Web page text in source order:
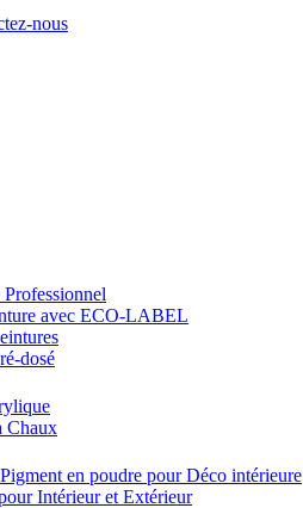
nous
avec ECO-LABEL
dosé
Chaux
en poudre pour Déco intérieure
Intérieur et Extérieur